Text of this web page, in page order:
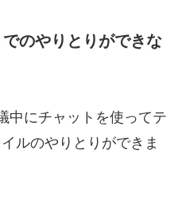
のやりとりができな
中にチャットを使ってテ
ルのやりとりができま